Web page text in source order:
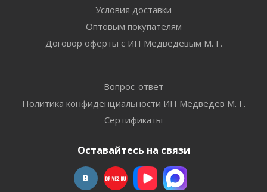
Условия доставки
Оптовым покупателям
Договор оферты с ИП Медведевым М. Г.
Вопрос-ответ
Политика конфиденциальности ИП Медведев М. Г.
Сертификаты
Оставайтесь на связи